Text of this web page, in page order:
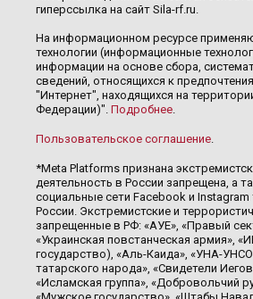
гиперссылка на сайт Sila-rf.ru.
На информационном ресурсе
технологии (информационные
информации на основе сбора,
сведений, относящихся к
"Интернет", находящихся на
Федерации)". Подробнее.
Пользовательское соглашение.
*Meta Platforms признана
деятельность в России запрещена, а
социальные сети Facebook и
России. Экстремистские и
запрещенные в РФ: «АУЕ», «Правый
«Украинская повстанческая армия»,
государство), «Аль-Каида», «УНА-
татарского народа», «Свидетели
«Исламская группа», «Добровольчий